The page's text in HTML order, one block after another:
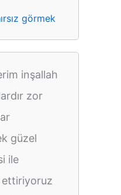
görmek
inşallah
zor
güzel
ile
ettiriyoruz